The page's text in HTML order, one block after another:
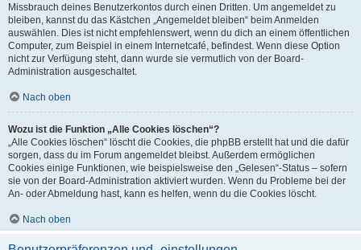
Missbrauch deines Benutzerkontos durch einen Dritten. Um angemeldet zu
bleiben, kannst du das Kästchen „Angemeldet bleiben“ beim Anmelden
auswählen. Dies ist nicht empfehlenswert, wenn du dich an einem öffentlichen
Computer, zum Beispiel in einem Internetcafé, befindest. Wenn diese Option
nicht zur Verfügung steht, dann wurde sie vermutlich von der Board-
Administration ausgeschaltet.
Nach oben
Wozu ist die Funktion „Alle Cookies löschen“?
„Alle Cookies löschen“ löscht die Cookies, die phpBB erstellt hat und die dafür
sorgen, dass du im Forum angemeldet bleibst. Außerdem ermöglichen
Cookies einige Funktionen, wie beispielsweise den „Gelesen“-Status – sofern
sie von der Board-Administration aktiviert wurden. Wenn du Probleme bei der
An- oder Abmeldung hast, kann es helfen, wenn du die Cookies löscht.
Nach oben